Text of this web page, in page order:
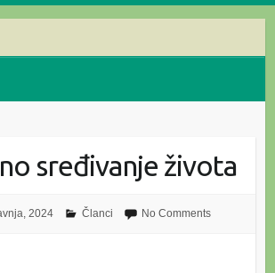
sređivanje života
2024 Članci No Comments